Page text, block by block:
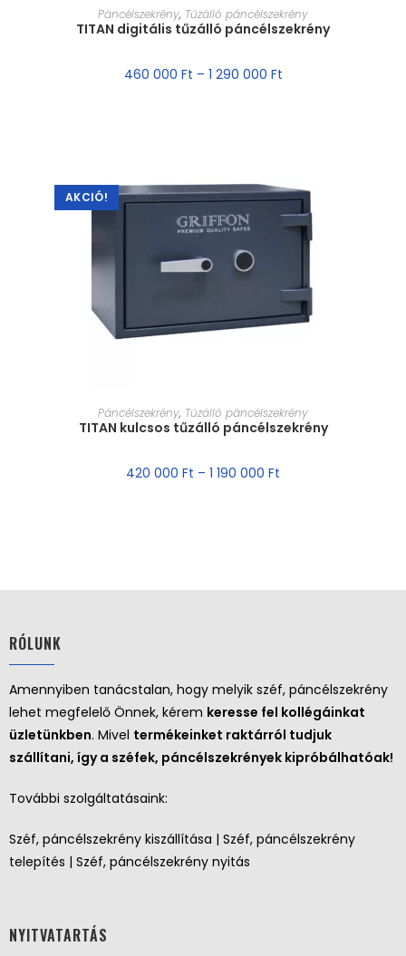
MÉRET VÁLASZTÁSA
Páncélszekrény, Tűzálló páncélszekrény
TITAN digitális tűzálló páncélszekrény
460 000 Ft – 1 290 000 Ft
AKCIÓ!
MÉRET VÁLASZTÁSA
Páncélszekrény, Tűzálló páncélszekrény
TITAN kulcsos tűzálló páncélszekrény
420 000 Ft – 1 190 000 Ft
RÓLUNK
Amennyiben tanácstalan, hogy melyik széf, páncélszekrény
lehet megfelelő Önnek, kérem keresse fel kollégáinkat
üzletünkben. Mivel termékeinket raktárról tudjuk
szállítani, így a széfek, páncélszekrények kipróbálhatóak!
További szolgáltatásaink:
Széf, páncélszekrény kiszállítása | Széf, páncélszekrény
telepítés | Széf, páncélszekrény nyitás
NYITVATARTÁS